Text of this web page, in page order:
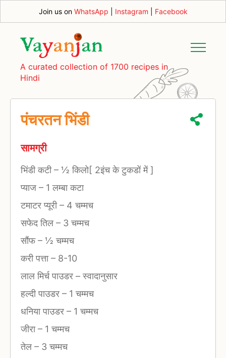
Join us on WhatsApp Instagram Facebook
A curated collection of 1700 recipes in
Hindi
पंचरतन भिंडी
सामग्री
भिंडी कटी– ½ किलो[ 2इंच के टुकडों में ]
प्याज – 1 लम्बा कटा
टमाटर प्यूरी– 4 चम्मच
सफेद तिल – 3 चम्मच
सौंफ– ½ चम्मच
करी पत्ता– 8-10
लाल मिर्च पाउडर –स्वादानुसार
हल्दी पाउडर – 1 चम्मच
धनिया पाउडर – 1 चम्मच
जीरा– 1 चम्मच
तेल – 3 चम्मच